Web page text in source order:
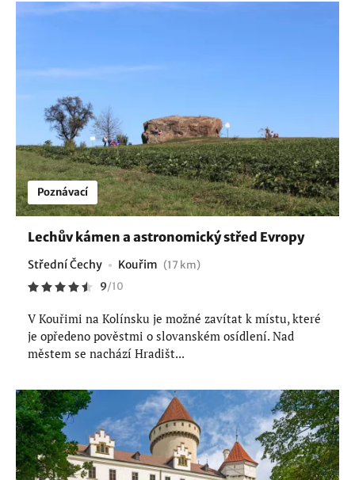
Poznávací
Lechův kámen a astronomický střed Evropy
Střední Čechy Kouřim (17 km)
9/10
V Kouřimi na Kolínsku je možné zavítat k místu, které
je opředeno pověstmi o slovanském osídlení. Nad
městem se nachází Hradišt...